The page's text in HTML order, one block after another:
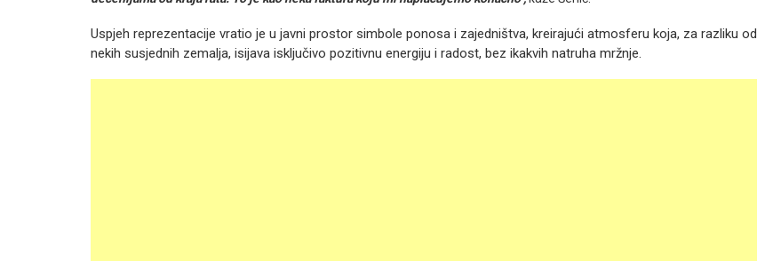
Uspjeh reprezentacije vratio je u javni prostor simbole ponosa i zajedništva, kreirajući atmosferu koja, za razliku od
nekih susjednih zemalja, isijava isključivo pozitivnu energiju i radost, bez ikakvih natruha mržnje.